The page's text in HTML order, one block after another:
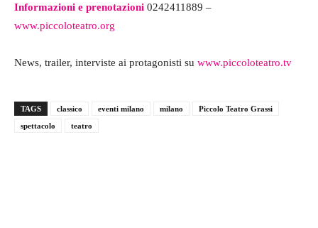
Informazioni e prenotazioni 0242411889 –
www.piccoloteatro.org
News, trailer, interviste ai protagonisti su www.piccoloteatro.tv
TAGS classico eventi milano milano
Piccolo Teatro Grassi
spettacolo
teatro